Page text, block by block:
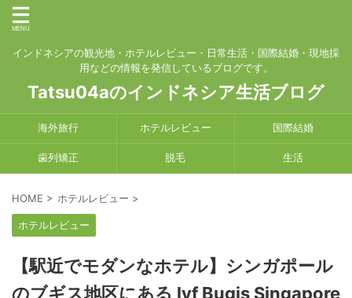
インドネシアの観光地・ホテルレビュー・日常生活・国際結婚・現地採
用などの情報を発信しているブログです。
Tatsu04aのインドネシア生活ブログ
海外旅行 ホテルレビュー 国際結婚
歯列矯正 脱毛 生活
HOME > ホテルレビュー >
ホテルレビュー
【駅近でモダンなホテル】シンガポール
のブギス地区にある lyf Bugis Singapore